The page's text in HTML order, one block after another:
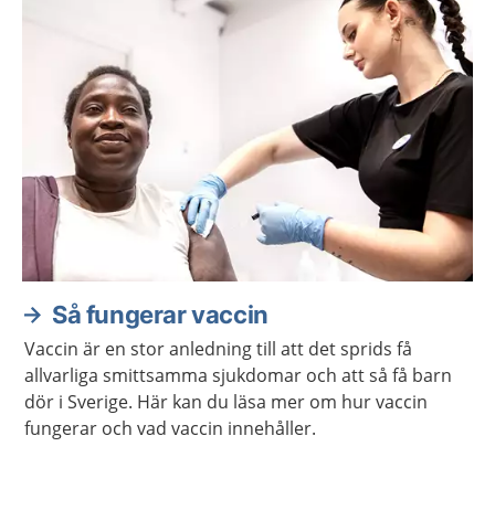
Så fungerar vaccin
Vaccin är en stor anledning till att det sprids få
allvarliga smittsamma sjukdomar och att så få barn
dör i Sverige. Här kan du läsa mer om hur vaccin
fungerar och vad vaccin innehåller.